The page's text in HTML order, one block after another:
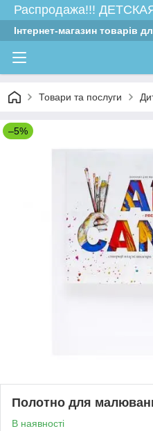
Распродажа!!!
Інтернет-магазин товарів
Товари та послуги
–5%
Полотно для
В наявності